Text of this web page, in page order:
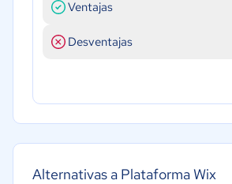
Alternativas a Plataforma Wix
Ventajas
Desventajas